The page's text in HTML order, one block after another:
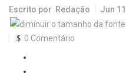
Escrito por Redação Jun
0 Comentário